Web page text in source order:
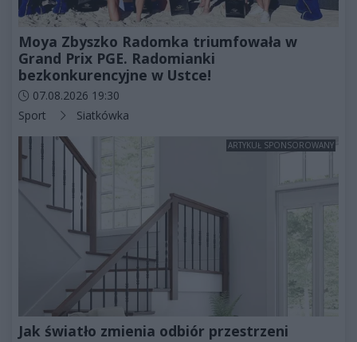
Moya Zbyszko Radomka triumfowała w
Grand Prix PGE. Radomianki
bezkonkurencyjne w Ustce!
Data dodania artykułu:
07.08.2026 19:30
Kategorie artykułu:
Sport Siatkówka
ARTYKUŁ SPONSOROWANY
Jak światło zmienia odbiór przestrzeni